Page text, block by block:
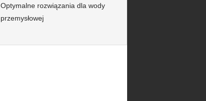
Optymalne rozwiązania dla wody
przemysłowej